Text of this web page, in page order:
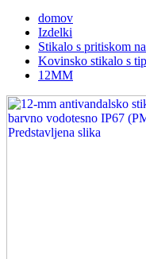
domov
Izdelki
Stikalo s pritiskom
Kovinsko stikalo s
12MM